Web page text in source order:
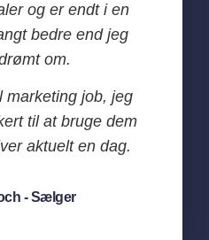
og er endt i en
bedre end jeg
om.
marketing job, jeg
til at bruge dem
aktuelt en dag.
- Sælger